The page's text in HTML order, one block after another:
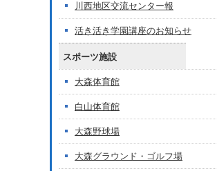
川西地区交流センター報
活き活き学園講座のお知らせ
スポーツ施設
大森体育館
白山体育館
大森野球場
大森グラウンド・ゴルフ場